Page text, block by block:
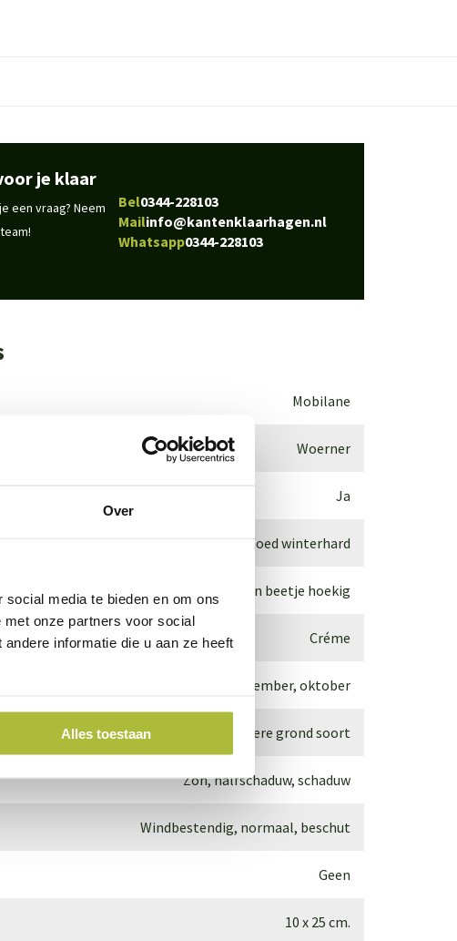
Over
media te bieden en om ons
onze partners voor social
informatie die u aan ze heeft
Alles toestaan
je klaar
een vraag? Neem
Bel0344-228103
Mailinfo@kantenklaarhagen.nl
Whatsapp0344-228103
Mobilane
Woerner
Ja
Goed winterhard
Groen en een beetje hoekig
Créme
September, oktober
Geschikt voor iedere grond soort
Zon, halfschaduw, schaduw
Windbestendig, normaal, beschut
Geen
10 x 25 cm.